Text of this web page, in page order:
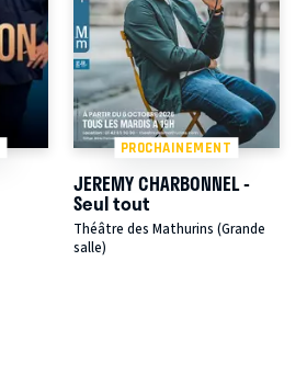
PROCHAINEMENT
JEREMY CHARBONNEL -
Seul tout
Théâtre des Mathurins (Grande
salle)